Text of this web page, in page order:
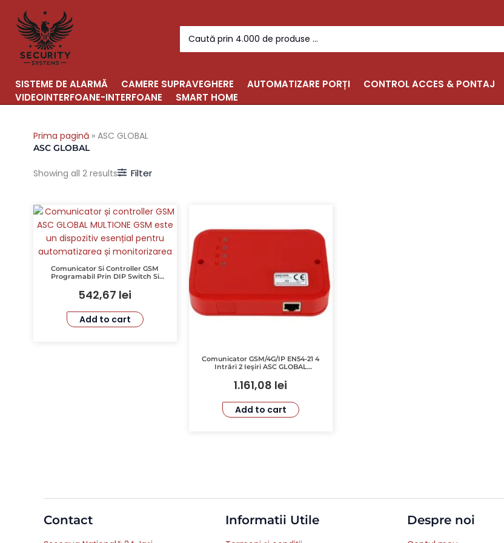
content
for:
SISTEME DE ALARMĂ CAMERE SUPRAVEGHERE AUTOMATIZARE PORȚI CONTROL ACCES & PONTAJ
VIDEOINTERFOANE-INTERFOANE
SMART HOME
Prima pagină » ASC GLOBAL
ASC GLOBAL
Showing all 2 results Filter
Comunicator Si Controller GSM
Programabil Prin DIP Switch Si
542,67 lei
Add to cart
Comunicator GSM/4G/IP EN54-21 4
Intrări 2 Ieşiri ASC GLOBAL
1.161,08 lei
Add to cart
Contact Informatii Utile Despre noi